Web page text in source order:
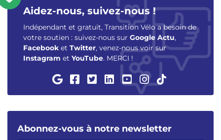
Aidez-nous, suivez-nous !
Indépendant et gratuit, Transition Vélo a besoin de
votre soutien : suivez-nous sur Google Actu,
Facebook et Twitter, venez-nous voir sur
Instagram et YouTube. MERCI !
Abonnez-vous à notre newsletter